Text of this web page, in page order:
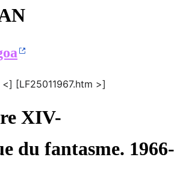
<] [LF25011967.htm >]
XIV-
du fantasme. 1966-